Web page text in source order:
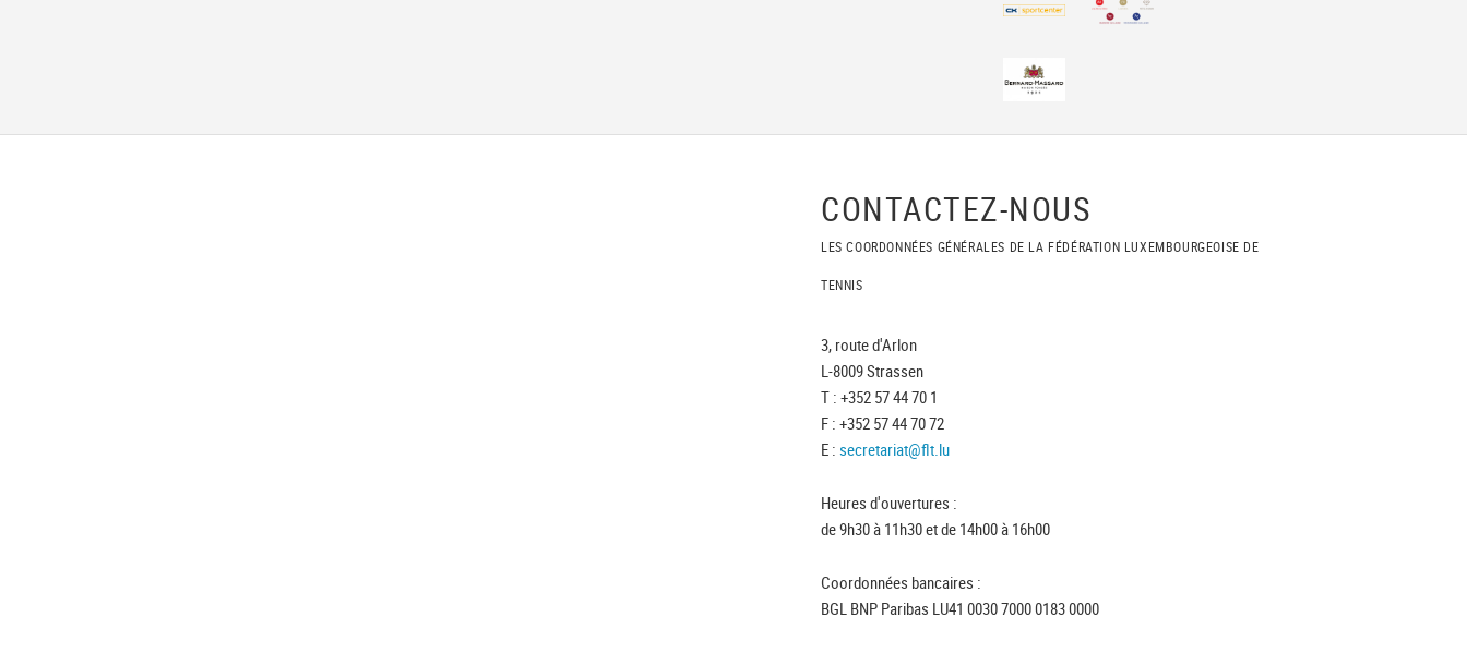
CONTACTEZ-NOUS
LES COORDONNÉES GÉNÉRALES DE LA FÉDÉRATION LUXEMBOURGEOISE DE
TENNIS
3, route d'Arlon
L-8009 Strassen
T : +352 57 44 70 1
F : +352 57 44 70 72
E : secretariat@flt.lu
Heures d'ouvertures :
de 9h30 à 11h30 et de 14h00 à 16h00
Coordonnées bancaires :
BGL BNP Paribas LU41 0030 7000 0183 0000